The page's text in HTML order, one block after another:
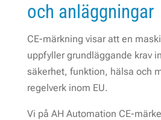
och anläggningar
CE-märkning visar att en
uppfyller grundläggande krav
säkerhet, funktion, hälsa och
regelverk inom EU.
Vi på AH Automation CE-